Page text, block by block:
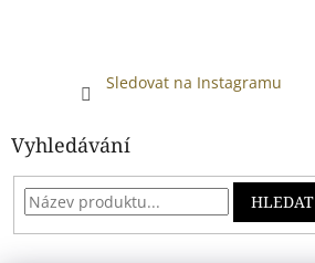
Sledovat na Instagramu
Vyhledávání
HLEDAT